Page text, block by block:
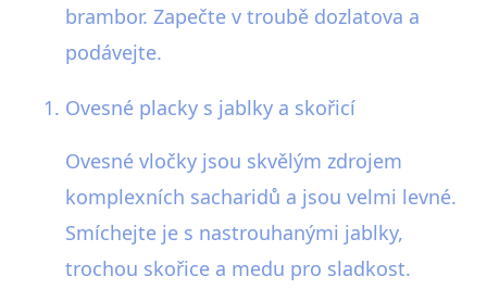
brambor. Zapečte v troubě dozlatova a
podávejte.
Ovesné placky s jablky a skořicí
Ovesné vločky jsou skvělým zdrojem
komplexních sacharidů a jsou velmi levné.
Smíchejte je s nastrouhanými jablky,
trochou skořice a medu pro sladkost.